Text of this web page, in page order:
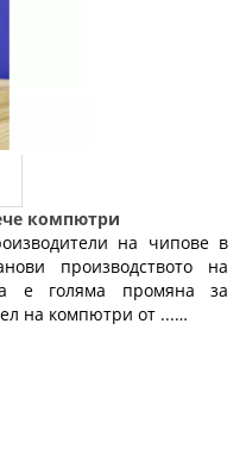
компютри
на чипове в
производството на
е голяма промяна за
на компютри от ...…